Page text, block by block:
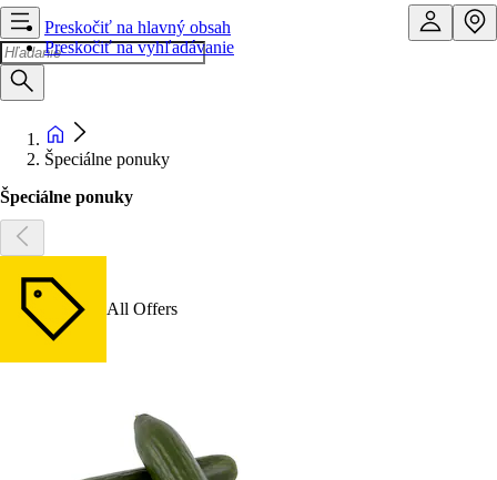
Preskočiť na hlavný obsah
Preskočiť na vyhľadávanie
Špeciálne ponuky
Špeciálne ponuky
All Offers